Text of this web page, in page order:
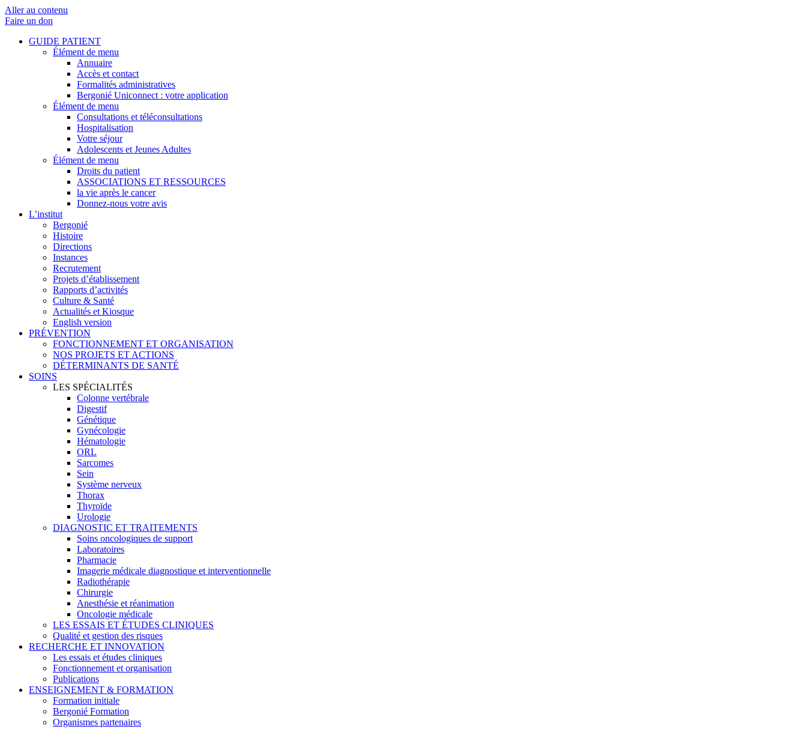
Aller au contenu
Faire un don
GUIDE PATIENT
Élément de menu
Annuaire
Accès et contact
Formalités administratives
Bergonié Uniconnect : votre application
Élément de menu
Consultations et téléconsultations
Hospitalisation
Votre séjour
Adolescents et Jeunes Adultes
Élément de menu
Droits du patient
ASSOCIATIONS ET RESSOURCES
la vie après le cancer
Donnez-nous votre avis
L’institut
Bergonié
Histoire
Directions
Instances
Recrutement
Projets d’établissement
Rapports d’activités
Culture & Santé
Actualités et Kiosque
English version
PRÉVENTION
FONCTIONNEMENT ET ORGANISATION
NOS PROJETS ET ACTIONS
DÉTERMINANTS DE SANTÉ
SOINS
LES SPÉCIALITÉS
Colonne vertébrale
Digestif
Génétique
Gynécologie
Hématologie
ORL
Sarcomes
Sein
Système nerveux
Thorax
Thyroïde
Urologie
DIAGNOSTIC ET TRAITEMENTS
Soins oncologiques de support
Laboratoires
Pharmacie
Imagerie médicale diagnostique et interventionnelle
Radiothérapie
Chirurgie
Anesthésie et réanimation
Oncologie médicale
LES ESSAIS ET ÉTUDES CLINIQUES
Qualité et gestion des risques
RECHERCHE ET INNOVATION
Les essais et études cliniques
Fonctionnement et organisation
Publications
ENSEIGNEMENT & FORMATION
Formation initiale
Bergonié Formation
Organismes partenaires